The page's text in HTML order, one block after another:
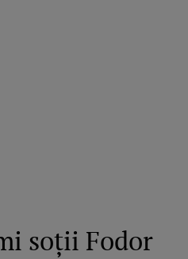
soții Fodor